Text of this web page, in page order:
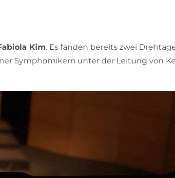
Kim. Es fanden bereits zwei
Symphomikern unter der Leitung von